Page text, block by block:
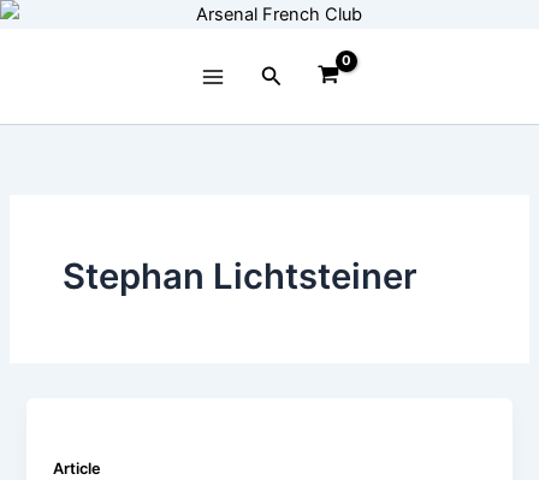
Aller
Rechercher
Stephan Lichtsteiner
Article